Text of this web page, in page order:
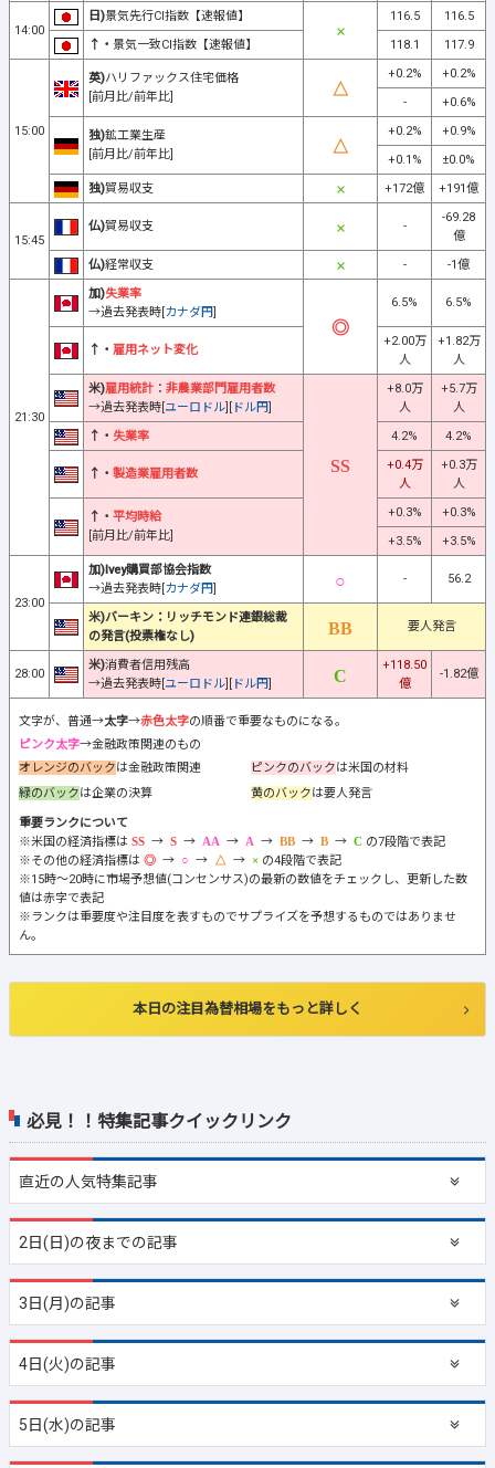
必見！！特集記事クイックリンク
直近の人気特集記事
2日(日)の夜までの記事
3日(月)の記事
4日(火)の記事
5日(水)の記事
14:00
日)景気先行CI指数【速報値】 116.5
116.5
↑・ 景気一致CI指数【速報値】 118.1 117.9
15:00
英)ハリファックス住宅価格
[前月比/前年比]
+0.2%
+0.2%
-
+0.6%
独)鉱工業生産
[前月比/前年比]
+0.2%
+0.9%
+0.1%
±0.0%
独)貿易収支 +172億 +191億
15:45
仏)貿易収支 -
-69.28
億
仏)経常収支 - -1億
21:30
加)失業率
→過去発表時[カナダ円]
6.5% 6.5%
↑・ 雇用ネット変化
+2.00万
人
+1.82万
人
米)雇用統計 ： 非農業部門雇用者数
→過去発表時[ユーロドル][ ドル円]
+8.0万
人
+5.7万
人
↑・ 失業率 4.2% 4.2%
↑・ 製造業雇用者数
+0.4万
人
+0.3万
人
↑・ 平均時給
[前月比/前年比]
+0.3%
+0.3%
+3.5%
+3.5%
23:00
加)Ivey購買部協会指数
→過去発表時[カナダ円]
- 56.2
米)バーキン：リッチモンド連銀総裁
の発言(投票権なし)
要人発言
28:00
米)消費者信用残高
→過去発表時[ユーロドル][ ドル円]
+118.50
億
-1.82億
文字が、普通→太字→赤色太字の順番で重要なものになる。
ピンク太字→金融政策関連のもの
オレンジのバックは金融政策関連 ピンクのバックは米国の材料
緑のバックは企業の決算 黄のバックは要人発言
重要ランクについて
※米国の経済指標は
→ → → → → →
の7段階で表記
※その他の経済指標は
→ → →
の4段階で表記
※15時～20時に市場予想値(コンセンサス)の最新の数値をチェックし、更新した数
値は赤字で表記
※ランクは重要度や注目度を表すものでサプライズを予想するものではありませ
ん。
本日の注目為替相場をもっと詳しく